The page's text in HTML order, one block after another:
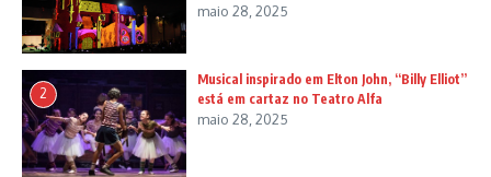
maio 28, 2025
2
Musical inspirado em Elton John, “Billy Elliot”
está em cartaz no Teatro Alfa
maio 28, 2025